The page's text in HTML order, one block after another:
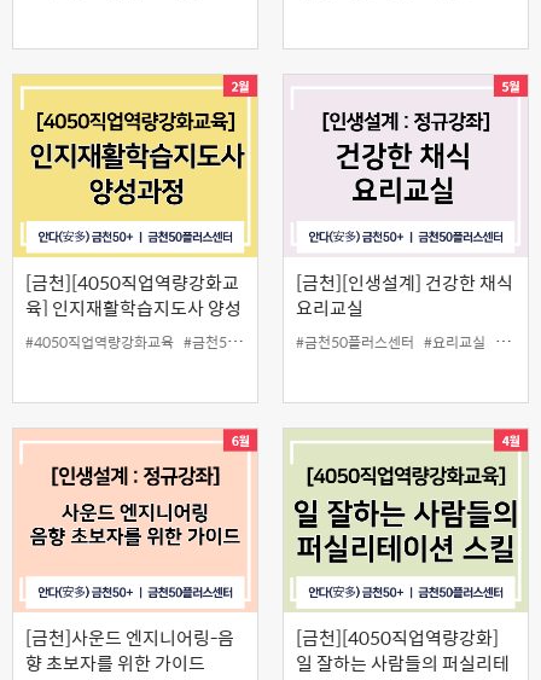
[금천][4050직업역량강화교
육] 인지재활학습지도사 양성
과정
#4050직업역량강화교육 #금천50플러스센터 #방문학습 #인지재활 #치매 #학습
[금천][인생설계] 건강한 채식
요리교실
#금천50플러스센터 #요리교실 #중장
[금천]사운드 엔지니어링-음
향 초보자를 위한 가이드
[금천][4050직업역량강화]
일 잘하는 사람들의 퍼실리테